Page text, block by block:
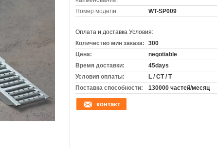
Номер модели: WT-SP009
Оплата и доставка Условия:
Количество мин заказа:
300
Цена:
negotiable
Время доставки:
45days
Условия оплаты:
L / CT / T
Поставка способности:
130000 частей/месяц
контакт